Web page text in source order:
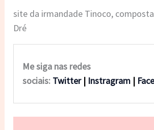
site da irmandade Tinoco,
Dré
Me siga nas redes
sociais: Twitter | Instragram |